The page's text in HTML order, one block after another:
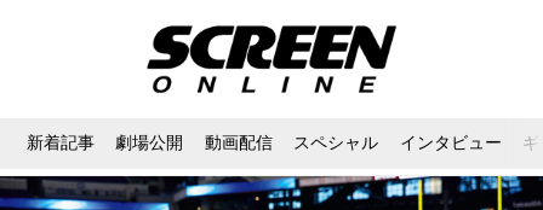
新着記事 劇場公開 動画配信 スペシャル インタビュー